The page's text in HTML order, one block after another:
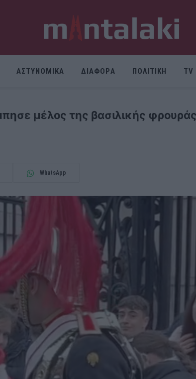
ΑΣΤΥΝΟΜΙΚΑ ΔΙΑΦΟΡΑ ΠΟΛΙΤΙΚΗ TV
μέλος της βασιλικής
WhatsApp